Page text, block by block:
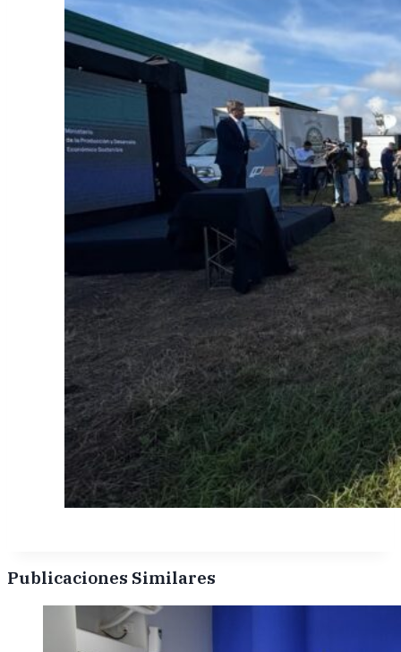
Publicaciones Similares